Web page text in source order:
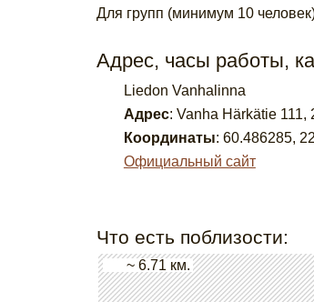
Для групп (минимум 10
Адрес, часы работы,
Liedon Vanhalinna
Адрес: Vanha Härkätie
Координаты: 60.486285,
Официальный сайт
Что есть поблизости:
~ 6.71 км.